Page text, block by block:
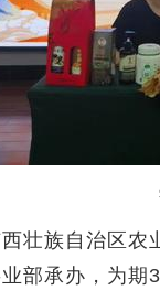
族自治区农
部承办，为期